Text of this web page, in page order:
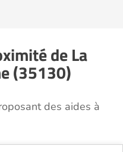
de La
(35130)
des aides à